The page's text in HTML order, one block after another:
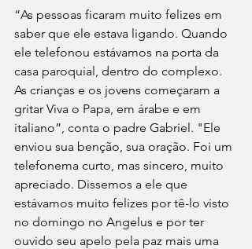
“As pessoas ficaram muito felizes em
saber que ele estava ligando. Quando
ele telefonou estávamos na porta da
casa paroquial, dentro do complexo.
As crianças e os jovens começaram a
gritar Viva o Papa, em árabe e em
italiano”, conta o padre Gabriel. "Ele
enviou sua benção, sua oração. Foi um
telefonema curto, mas sincero, muito
apreciado. Dissemos a ele que
estávamos muito felizes por tê-lo visto
no domingo no Angelus e por ter
ouvido seu apelo pela paz mais uma